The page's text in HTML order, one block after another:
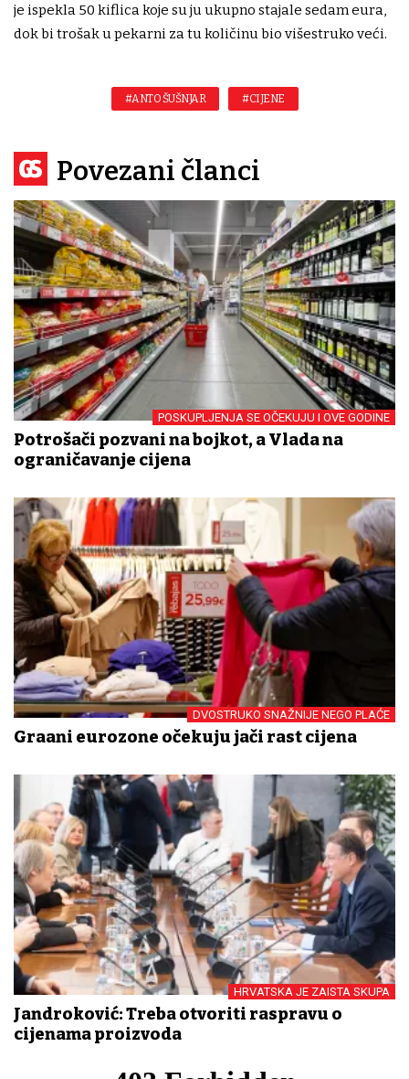
je ispekla 50 kiflica koje su ju ukupno stajale sedam eura,
dok bi trošak u pekarni za tu količinu bio višestruko veći.
#ANTO ŠUŠNJAR #CIJENE
Povezani članci
POSKUPLJENJA SE OČEKUJU I OVE GODINE
Potrošači pozvani na bojkot, a Vlada na
ograničavanje cijena
DVOSTRUKO SNAŽNIJE NEGO PLAĆE
Građani eurozone očekuju jači rast cijena
HRVATSKA JE ZAISTA SKUPA
Jandroković: Treba otvoriti raspravu o
cijenama proizvoda